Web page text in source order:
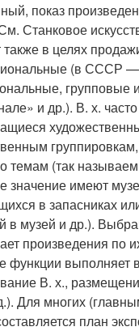
показ
Станковое
в целях
(в СССР —
групповые
и др.). В. х.
темам (так
значение имеют
в запасниках
в музей и др.).
произведения по
функции
В. х.,
Для многих
план